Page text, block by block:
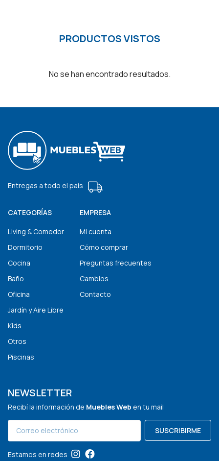
PRODUCTOS VISTOS
No se han encontrado resultados.
Entregas a todo el país
CATEGORÍAS
Living & Comedor
Dormitorio
Cocina
Baño
Oficina
Jardín y Aire Libre
Kids
Otros
Piscinas
EMPRESA
Mi cuenta
Cómo comprar
Preguntas frecuentes
Cambios
Contacto
NEWSLETTER
Recibí la información de Muebles Web en tu mail
SUSCRIBIRME
Estamos en redes